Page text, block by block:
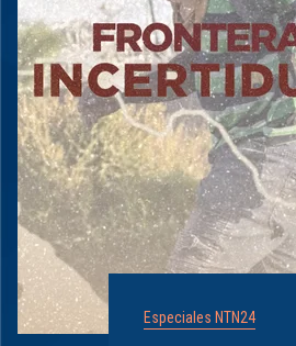
Especiales NTN24